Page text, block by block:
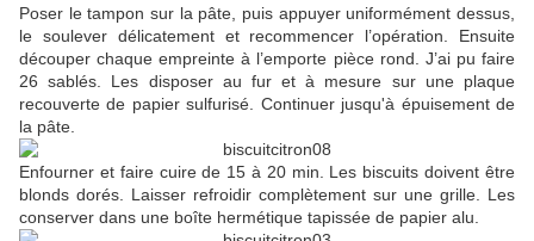
Poser le tampon sur la pâte, puis appuyer uniformément dessus,
le soulever délicatement et recommencer l’opération. Ensuite
découper chaque empreinte à l’emporte pièce rond. J’ai pu faire
26 sablés. Les disposer au fur et à mesure sur une plaque
recouverte de papier sulfurisé. Continuer jusqu'à épuisement de
la pâte.
Enfourner et faire cuire de 15 à 20 min. Les biscuits doivent être
blonds dorés. Laisser refroidir complètement sur une grille. Les
conserver dans une boîte hermétique tapissée de papier alu.